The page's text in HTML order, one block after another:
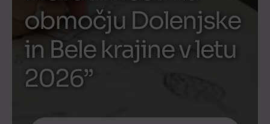
območju Dolenjske
in Bele krajine v letu
2026”